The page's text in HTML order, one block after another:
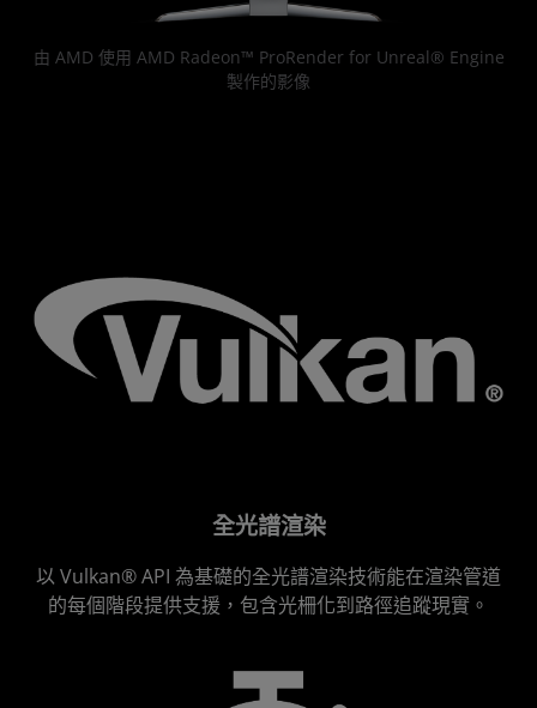
由 AMD 使用 AMD Radeon™ ProRender for Unreal® Engine
製作的影像
全光譜渲染
以 Vulkan® API 為基礎的全光譜渲染技術能在渲染管道
的每個階段提供支援，包含光柵化到路徑追蹤現實。